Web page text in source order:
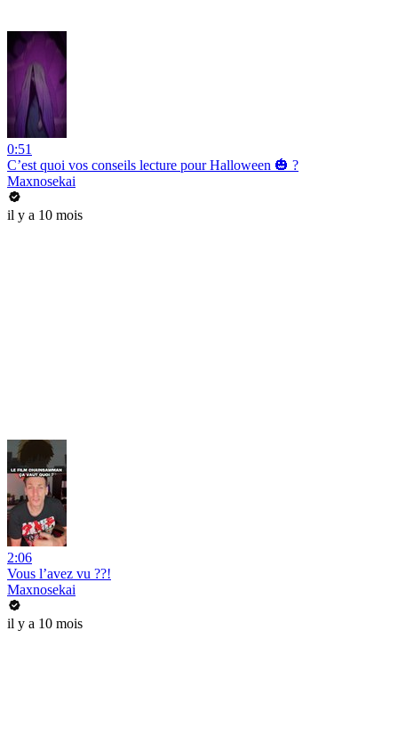
0:51
C’est quoi vos conseils lecture pour Halloween 🎃 ?
Maxnosekai
il y a 10 mois
2:06
Vous l’avez vu ??!
Maxnosekai
il y a 10 mois